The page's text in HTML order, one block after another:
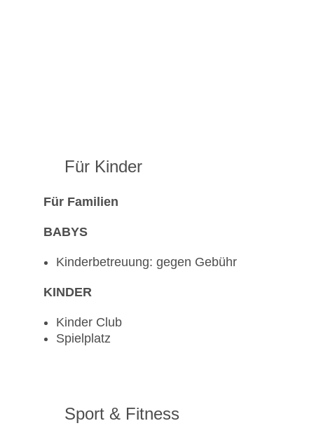
Für Kinder
Für Familien
BABYS
Kinderbetreuung: gegen Gebühr
KINDER
Kinder Club
Spielplatz
Sport & Fitness